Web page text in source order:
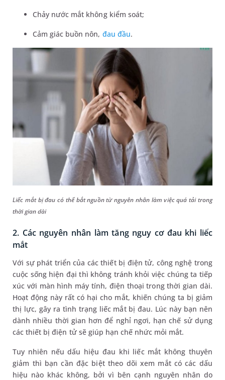
Chảy nước mắt không kiểm soát;
Cảm giác buồn nôn, đau đầu.
Liếc mắt bị đau có thể bắt nguồn từ nguyên nhân làm việc quá tải trong
thời gian dài
2. Các nguyên nhân làm tăng nguy cơ đau khi liếc
mắt
Với sự phát triển của các thiết bị điện tử, công nghệ trong
cuộc sống hiện đại thì không tránh khỏi việc chúng ta tiếp
xúc với màn hình máy tính, điện thoại trong thời gian dài.
Hoạt động này rất có hại cho mắt, khiến chúng ta bị giảm
thị lực, gây ra tình trạng liếc mắt bị đau. Lúc này bạn nên
dành nhiều thời gian hơn để nghỉ ngơi, hạn chế sử dụng
các thiết bị điện tử sẽ giúp hạn chế nhức mỏi mắt.
Tuy nhiên nếu dấu hiệu đau khi liếc mắt không thuyên
giảm thì bạn cần đặc biệt theo dõi xem mắt có các dấu
hiệu nào khác không, bởi vì bên cạnh nguyên nhân do